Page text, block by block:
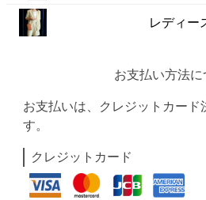
レディー
お支払い方法に
お支払いは、クレジットカード
す。
クレジットカード